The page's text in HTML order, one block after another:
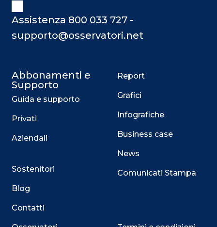
Assistenza 800 033 727 -
supporto@osservatori.net
Abbonamenti e
Supporto
Guida e supporto
Privati
Aziendali
Sostenitori
Blog
Contatti
Report
Grafici
Infografiche
Business case
News
Comunicati Stampa